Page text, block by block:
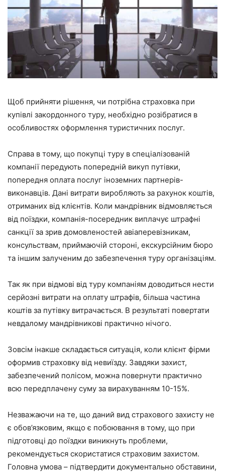
Щоб прийняти рішення, чи потрібна страховка при
купівлі закордонного туру, необхідно розібратися в
особливостях оформлення туристичних послуг.
Справа в тому, що покупці туру в спеціалізованій
компанії передують попередній викуп путівки,
попередня оплата послуг іноземних партнерів-
виконавців. Дані витрати виробляють за рахунок коштів,
отриманих від клієнтів. Коли мандрівник відмовляється
від поїздки, компанія-посередник виплачує штрафні
санкції за зрив домовленостей авіаперевізникам,
консульствам, приймаючій стороні, екскурсійним бюро
та іншим залученим до забезпечення туру організаціям.
Так як при відмові від туру компаніям доводиться нести
серйозні витрати на оплату штрафів, більша частина
коштів за путівку витрачається. В результаті повертати
невдалому мандрівникові практично нічого.
Зовсім інакше складається ситуація, коли клієнт фірми
оформив страховку від невиїзду. Завдяки захист,
забезпечений полісом, можна повернути практично
всю передплачену суму за вирахуванням 10-15%.
Незважаючи на те, що даний вид страхового захисту не
є обов’язковим, якщо є побоювання в тому, що при
підготовці до поїздки виникнуть проблеми,
рекомендується скористатися страховим захистом.
Головна умова – підтвердити документально обставини,